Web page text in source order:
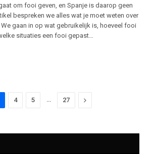
om fooi geven, en Spanje is daarop geen
bespreken we alles wat je moet weten over
gaan in op wat gebruikelijk is, hoeveel fooi
situaties een fooi gepast…
4 5 27 Next